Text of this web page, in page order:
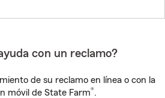
con un reclamo?
de su reclamo en línea o con la
móvil de State Farm®.